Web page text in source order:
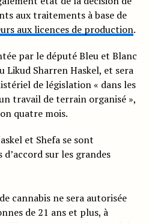
aux traitements à base de
aux licences de production.
par le député Bleu et Blanc
Likud Sharren Haskel, et sera
de législation « dans les
travail de terrain organisé »,
quatre mois.
et Shefa se sont
sur les grandes
cannabis ne sera autorisée
de 21 ans et plus, à